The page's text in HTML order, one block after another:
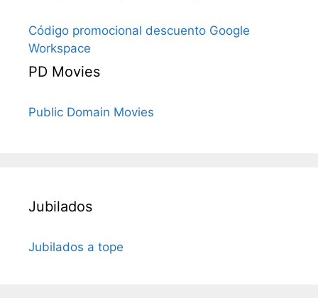
Código promocional descuento Google
Workspace
PD Movies
Public Domain Movies
Jubilados
Jubilados a tope